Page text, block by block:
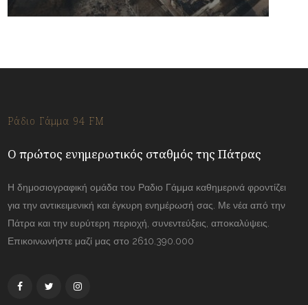
Ράδιο Γάμμα 94 FM
Ο πρώτος ενημερωτικός σταθμός της Πάτρας
Η δημοσιογραφική ομάδα του Ραδιο Γάμμα καθημερινά φροντίζει
για την αντικειμενική και έγκυρη ενημέρωσή σας. Με νέα από την
Πάτρα και την ευρύτερη περιοχή, συνεντεύξεις, αποκαλύψεις.
Επικοινωνήστε μαζί μας στο 2610.390.000